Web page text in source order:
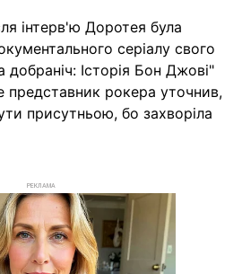
інтерв'ю Доротея була
серіалу свого
добраніч: Історія Бон Джові"
представник рокера уточнив,
присутньою, бо захворіла
РЕКЛАМА